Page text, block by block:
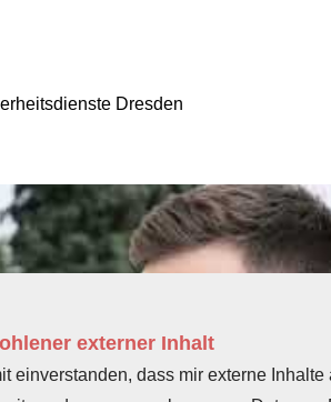
Dresden
externer Inhalt
einverstanden, dass mir externe Inhalte